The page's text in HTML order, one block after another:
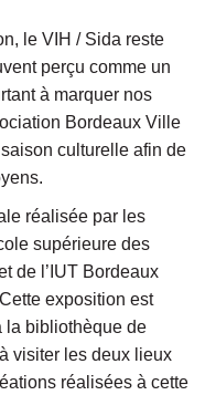
le VIH / Sida reste
perçu comme un
à marquer nos
Bordeaux Ville
culturelle afin de
réalisée par les
supérieure des
de l’IUT Bordeaux
exposition est
la bibliothèque de
visiter les deux lieux
réalisées à cette